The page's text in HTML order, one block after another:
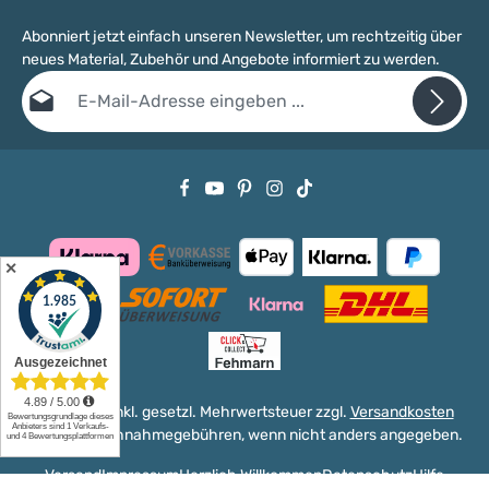
Abonniert jetzt einfach unseren Newsletter, um rechtzeitig über
neues Material, Zubehör und Angebote informiert zu werden.
E-Mail-Adresse*
Datenschutzbestimmungenzur Kenntnis genommen
Alle Preise inkl. gesetzl. Mehrwertsteuer zzgl. Versandkosten
und ggf. Nachnahmegebühren, wenn nicht anders angegeben.
VersandImpressumHerzlich WillkommenDatenschutzHilfe
✕